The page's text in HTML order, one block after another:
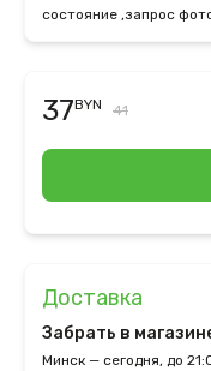
состояние ,запрос
37BYN 41
Доставка
Забрать в
Минск — сегодня, до